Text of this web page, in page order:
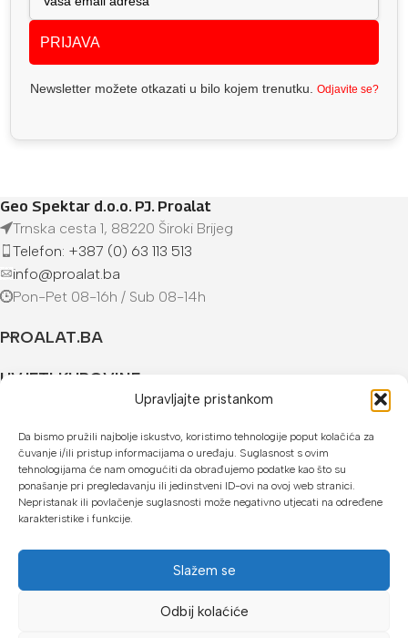
Upravljajte pristankom
Da bismo pružili najbolje iskustvo, koristimo tehnologije poput kolačića za
čuvanje i/ili pristup informacijama o uređaju. Suglasnost s ovim
tehnologijama će nam omogućiti da obrađujemo podatke kao što su
ponašanje pri pregledavanju ili jedinstveni ID-ovi na ovoj web stranici.
Nepristanak ili povlačenje suglasnosti može negativno utjecati na određene
karakteristike i funkcije.
Slažem se
Odbij kolaćiće
PRIJAVA
Newsletter možete otkazati u bilo kojem trenutku. Odjavite se?
Geo Spektar d.o.o. PJ. Proalat
Trnska cesta 1, 88220 Široki Brijeg
Telefon: +387 (0) 63 113 513
info@proalat.ba
Pon-Pet 08-16h / Sub 08-14h
PROALAT.BA
UVJETI KUPOVINE
U našoj web trgovini možete platiti:
Kreditnim karticama jednokratno ili do 24 rate
Općom uplatnicom, virmanom, internet bankarstvom
Gotovinom prilikom preuzimanja
Mikrofin do 18 rata
Copyright © 2026 Proalat.ba